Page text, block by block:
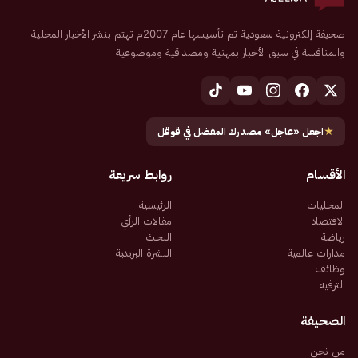
صحيفة إلكترونية سعودية تم تأسيسها عام 2007م تهتم بنشر الأخبار المحلية
والمنافسة في سبق الأخبار بمهنية ومصداقية وموضوعية
★اجعل «عاجل» مصدرك المفضل في قوقل
الأقسام
المحليات
الاقتصاد
رياضة
مدارات عالمية
وظائف
الترفيه
روابط سريعة
الرئيسية
مقالات الرأي
البحث
النشرة البريدية
الصحيفة
من نحن